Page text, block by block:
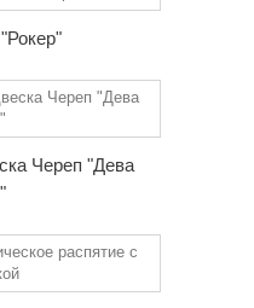
Череп "Дева